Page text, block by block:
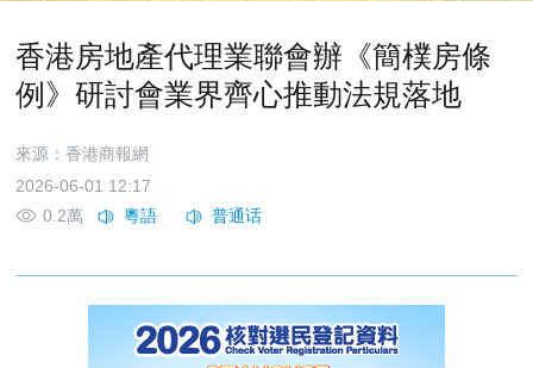
香港房地產代理業聯會辦《簡樸房條
例》研討會業界齊心推動法規落地
來源：香港商報網
2026-06-01 12:17
0.2萬